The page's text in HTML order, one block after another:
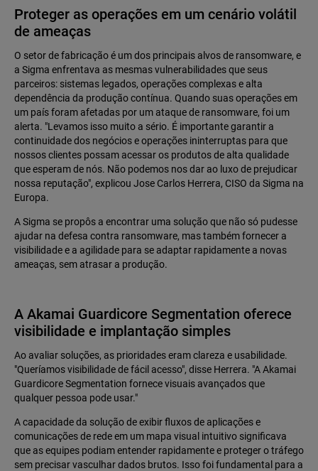
Proteger as operações em um cenário volátil
de ameaças
O setor de fabricação é um dos principais alvos de ransomware, e
a Sigma enfrentava as mesmas vulnerabilidades que seus
parceiros: sistemas legados, operações complexas e alta
dependência da produção contínua. Quando suas operações em
um país foram afetadas por um ataque de ransomware, foi um
alerta. "Levamos isso muito a sério. É importante garantir a
continuidade dos negócios e operações ininterruptas para que
nossos clientes possam acessar os produtos de alta qualidade
que esperam de nós. Não podemos nos dar ao luxo de prejudicar
nossa reputação", explicou Jose Carlos Herrera, CISO da Sigma na
Europa.
A Sigma se propôs a encontrar uma solução que não só pudesse
ajudar na defesa contra ransomware, mas também fornecer a
visibilidade e a agilidade para se adaptar rapidamente a novas
ameaças, sem atrasar a produção.
A Akamai Guardicore Segmentation oferece
visibilidade e implantação simples
Ao avaliar soluções, as prioridades eram clareza e usabilidade.
"Queríamos visibilidade de fácil acesso", disse Herrera. "A Akamai
Guardicore Segmentation fornece visuais avançados que
qualquer pessoa pode usar."
A capacidade da solução de exibir fluxos de aplicações e
comunicações de rede em um mapa visual intuitivo significava
que as equipes podiam entender rapidamente e proteger o tráfego
sem precisar vasculhar dados brutos. Isso foi fundamental para a